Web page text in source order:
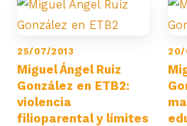
25/07/2013
Miguel Ángel Ruiz
González en ETB2:
violencia
filioparental y límites
20/